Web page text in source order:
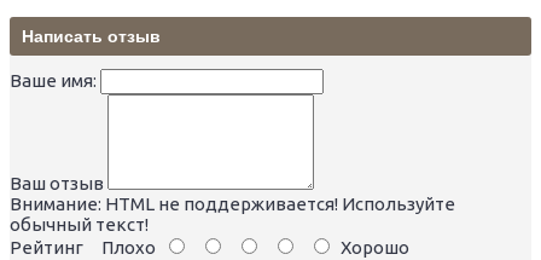
Написать отзыв
Ваше имя:
Ваш отзыв
Внимание: HTML не поддерживается! Используйте
обычный текст!
Рейтинг Плохо Хорошо